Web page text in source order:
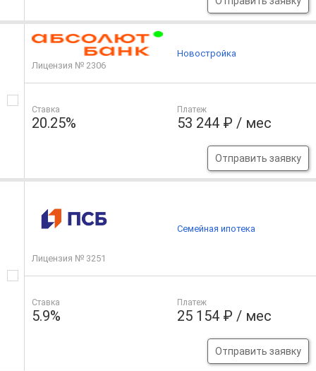
Лицензия № 2306
Ставка
20.25%
Платеж
53 244 ₽ / мес
Отправить заявку
Новостройка
Лицензия № 3251
Ставка
5.9%
Платеж
25 154 ₽ / мес
Отправить заявку
Семейная ипотека